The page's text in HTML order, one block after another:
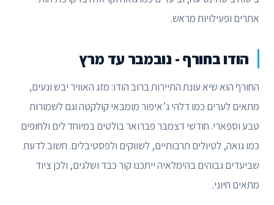
אתרים ופעילויות מראש.
הודו בחורף - נובמבר עד מרץ
החורף הוא שיא עונת התיירות ברוב הודו: מזג האוויר יבש ונעים,
מתאים לערים כמו דלהי ג’איפור מומבאי קולקטה וגם לשמורות
טבע וספארי. חודשי דצמבר פברואר בולטים במיוחד לים ולחופים
כמו גואה, לטיולים תרבותיים, לשווקים ולפסטיבלים. חשוב לדעת
שביעדים גבוהים בהימלאיה ייתכנו קור כבד ושלגים, ולכן ציוד
מתאים חיוני.